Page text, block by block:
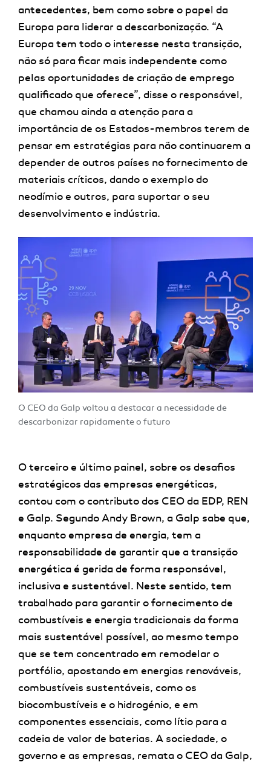
antecedentes, bem como sobre o papel da
Europa para liderar a descarbonização. “A
Europa tem todo o interesse nesta transição,
não só para ficar mais independente como
pelas oportunidades de criação de emprego
qualificado que oferece”, disse o responsável,
que chamou ainda a atenção para a
importância de os Estados-membros terem de
pensar em estratégias para não continuarem a
depender de outros países no fornecimento de
materiais críticos, dando o exemplo do
neodímio e outros, para suportar o seu
desenvolvimento e indústria.
O CEO da Galp voltou a destacar a necessidade de
descarbonizar rapidamente o futuro
O terceiro e último painel, sobre os desafios
estratégicos das empresas energéticas,
contou com o contributo dos CEO da EDP, REN
e Galp. Segundo Andy Brown, a Galp sabe que,
enquanto empresa de energia, tem a
responsabilidade de garantir que a transição
energética é gerida de forma responsável,
inclusiva e sustentável. Neste sentido, tem
trabalhado para garantir o fornecimento de
combustíveis e energia tradicionais da forma
mais sustentável possível, ao mesmo tempo
que se tem concentrado em remodelar o
portfólio, apostando em energias renováveis,
combustíveis sustentáveis, como os
biocombustíveis e o hidrogénio, e em
componentes essenciais, como lítio para a
cadeia de valor de baterias. A sociedade, o
governo e as empresas, remata o CEO da Galp,